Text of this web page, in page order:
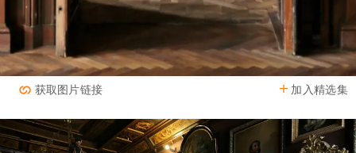
加入精选集
获取图片链接